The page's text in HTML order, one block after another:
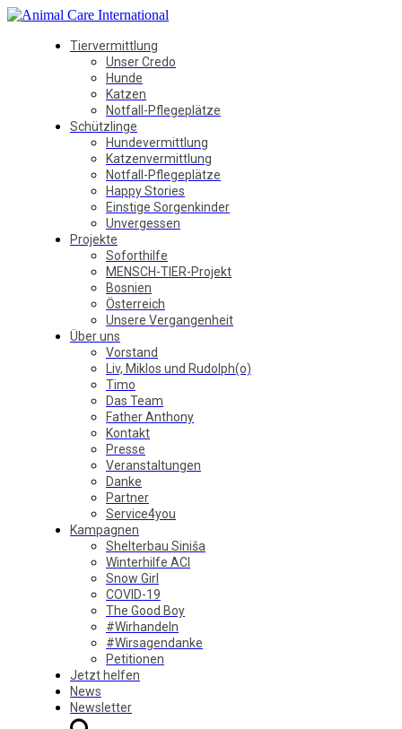
Tiervermittlung
Unser Credo
Hunde
Katzen
Notfall-Pflegeplätze
Schützlinge
Hundevermittlung
Katzenvermittlung
Notfall-Pflegeplätze
Happy Stories
Einstige Sorgenkinder
Unvergessen
Projekte
Soforthilfe
MENSCH-TIER-Projekt
Bosnien
Österreich
Unsere Vergangenheit
Über uns
Vorstand
Liv, Miklos und Rudolph(o)
Timo
Das Team
Father Anthony
Kontakt
Presse
Veranstaltungen
Danke
Partner
Service4you
Kampagnen
Shelterbau Siniša
Winterhilfe ACI
Snow Girl
COVID-19
The Good Boy
#Wirhandeln
#Wirsagendanke
Petitionen
Jetzt helfen
News
Newsletter